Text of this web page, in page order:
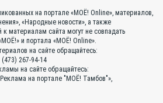
на портале «МОЁ! Online», материалов,
«Народные новости», а также
материалам сайта могут не совпадать
и портала «МОЁ! Online».
на сайте обращайтесь:
267-94-14
на сайте обращайтесь:
на портале "МОЁ! Тамбов"»,